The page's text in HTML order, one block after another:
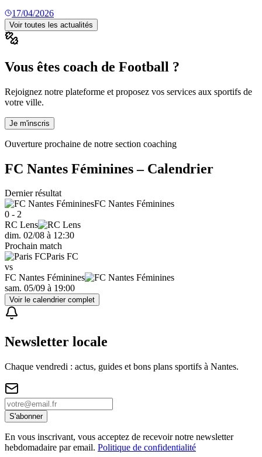
17/04/2026
Voir toutes les actualités
Vous êtes coach de Football ?
Rejoignez notre plateforme et proposez vos services aux sportifs de
votre ville.
Je m'inscris
Ouverture prochaine de notre section coaching
FC Nantes Féminines– Calendrier
Dernier résultat
FC Nantes Féminines
0 - 2
RC Lens
dim. 02/08 à 12:30
Prochain match
Paris FC
vs
FC Nantes Féminines
sam. 05/09 à 19:00
Voir le calendrier complet
Newsletter locale
Chaque vendredi : actus, guides et bons plans sportifs à Nantes.
S'abonner
En vous inscrivant, vous acceptez de recevoir notre newsletter
hebdomadaire par email. Politique de confidentialité